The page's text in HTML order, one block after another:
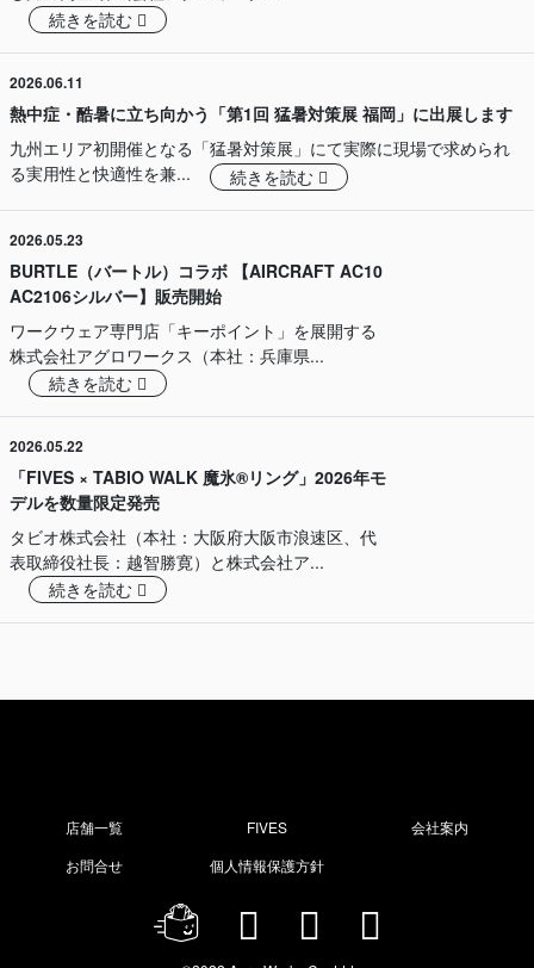
続きを読む
2026.06.11
熱中症・酷暑に立ち向かう「第1回 猛暑対策展 福岡」に出展します
九州エリア初開催となる「猛暑対策展」にて実際に現場で求められ
る実用性と快適性を兼...
続きを読む
2026.05.23
BURTLE（バートル）コラボ 【AIRCRAFT AC10
AC2106シルバー】販売開始
ワークウェア専門店「キーポイント」を展開する
株式会社アグロワークス（本社：兵庫県...
続きを読む
2026.05.22
「FIVES × TABIO WALK 魔氷®️リング」2026年モ
デルを数量限定発売
タビオ株式会社（本社：大阪府大阪市浪速区、代
表取締役社長：越智勝寛）と株式会社ア...
続きを読む
店舗一覧 FIVES
会社案内
お問合せ
個人情報保護方針